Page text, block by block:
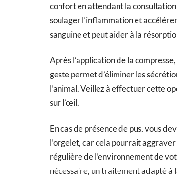
confort en attendant la
soulager l’inflammation et
sanguine et peut aider à la
Après l’application de la
geste permet d’éliminer les
l’animal. Veillez à effectuer cette
sur l’œil.
En cas de présence de pus, vous
l’orgelet, car cela pourrait
régulière de l’environnement de
nécessaire, un traitement adapté à